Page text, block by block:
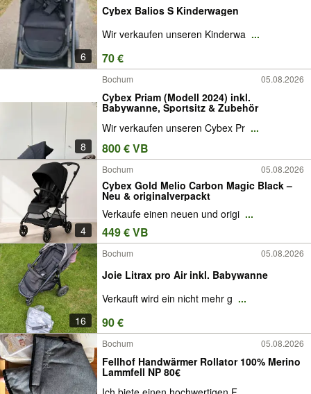
6
Cybex Balios S Kinderwagen
Wir verkaufen unseren Kinderwa ...
70 €
8
Bochum 05.08.2026
Cybex Priam (Modell 2024) inkl.
Babywanne, Sportsitz & Zubehör
Wir verkaufen unseren Cybex Pr ...
800 € VB
4
Bochum 05.08.2026
Cybex Gold Melio Carbon Magic Black –
Neu & originalverpackt
Verkaufe einen neuen und origi ...
449 € VB
16
Bochum 05.08.2026
Joie Litrax pro Air inkl. Babywanne
Verkauft wird ein nicht mehr g ...
90 €
Bochum 05.08.2026
Fellhof Handwärmer Rollator 100% Merino
Lammfell NP 80€